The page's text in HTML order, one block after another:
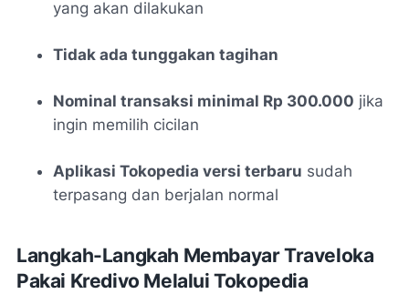
yang akan dilakukan
Tidak ada tunggakan tagihan
Nominal transaksi minimal Rp 300.000 jika
ingin memilih cicilan
Aplikasi Tokopedia versi terbaru sudah
terpasang dan berjalan normal
Langkah-Langkah Membayar Traveloka
Pakai Kredivo Melalui Tokopedia